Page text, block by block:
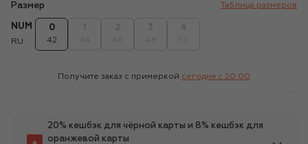
Размер Таблица размеров
NUM
RU
0
42
Получите заказ с примеркой сегодня c 20:00
20% кешбэк для чёрной карты и 8% кешбэк для
оранжевой карты